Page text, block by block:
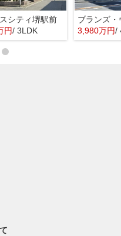
シティ堺駅前
円/ 3LDK 3,980万円/